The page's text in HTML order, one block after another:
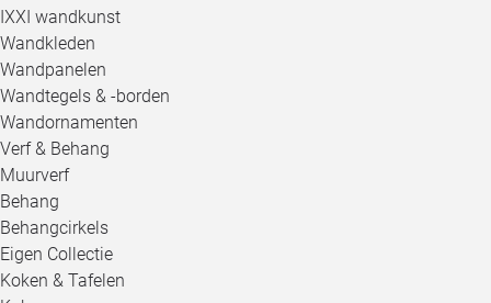
IXXI wandkunst
Wandkleden
Wandpanelen
Wandtegels & -borden
Wandornamenten
Verf & Behang
Muurverf
Behang
Behangcirkels
Eigen Collectie
Koken & Tafelen